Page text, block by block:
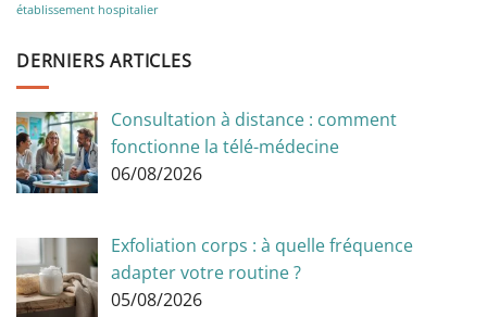
établissement hospitalier
DERNIERS ARTICLES
Consultation à distance : comment
fonctionne la télé-médecine
06/08/2026
Exfoliation corps : à quelle fréquence
adapter votre routine ?
05/08/2026